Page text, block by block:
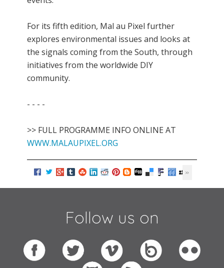
For its fifth edition, Mal au Pixel further
explores environmental issues and looks at
the signals coming from the South, through
initiatives from the worldwide DIY
community.
- - - -
>> FULL PROGRAMME INFO ONLINE AT
WWW.MALAUPIXEL.ORG
Follow us on